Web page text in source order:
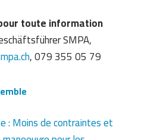
toute information
SMPA,
, 079 355 05 79
: Moins de contraintes et